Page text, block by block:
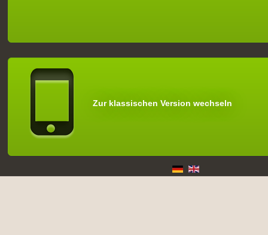
Zur klassischen Version wechseln